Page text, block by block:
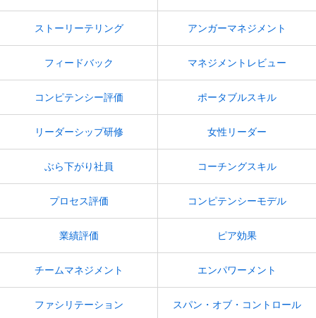
ストーリーテリング アンガーマネジメント
フィードバック マネジメントレビュー
コンピテンシー評価 ポータブルスキル
リーダーシップ研修 女性リーダー
ぶら下がり社員 コーチングスキル
プロセス評価 コンピテンシーモデル
業績評価 ピア効果
チームマネジメント エンパワーメント
ファシリテーション スパン・オブ・コントロール